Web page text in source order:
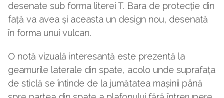
desenate sub forma literei T. Bara de protecție din
față va avea și aceasta un design nou, desenată
în forma unui vulcan.
O notă vizuală interesantă este prezentă la
geamurile laterale din spate, acolo unde suprafața
de sticlă se întinde de la jumătatea mașinii până